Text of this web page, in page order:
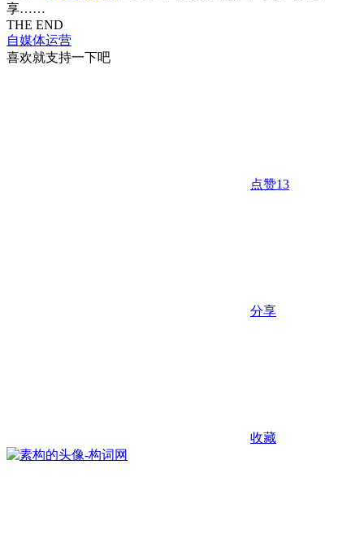
享……
THE END
自媒体运营
喜欢就支持一下吧
点赞13
分享
收藏